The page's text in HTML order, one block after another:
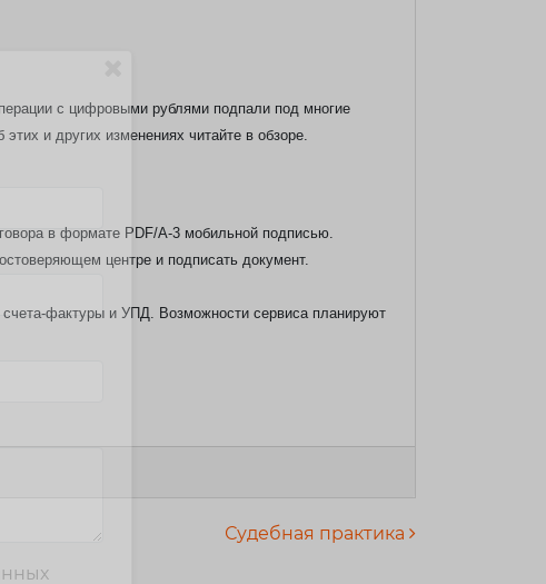
с цифровыми рублями подпали под многие
и других изменениях читайте в обзоре.
в формате PDF/A-3 мобильной подписью.
центре и подписать документ.
фактуры и УПД. Возможности сервиса планируют
Судебная практика